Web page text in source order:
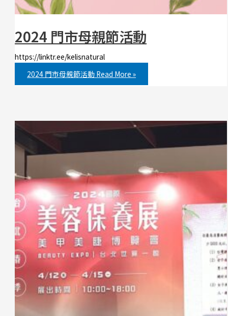
2024 門市母親節活動
https://linktr.ee/kelisnatural
2024 門市母親節活動 Read More »